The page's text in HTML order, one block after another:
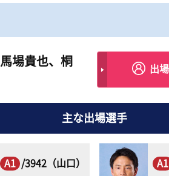
席 出走表・予想メルマガ
場貴也、桐
出
主な出場選手
A1 /3942（山口） A1